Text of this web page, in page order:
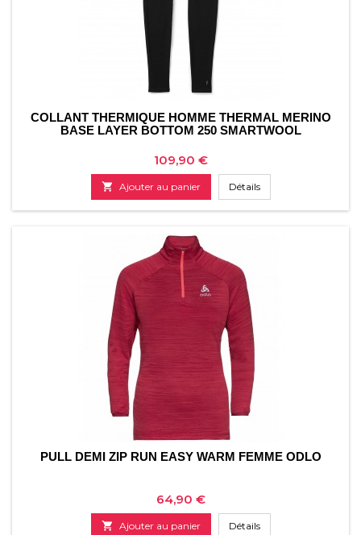
COLLANT THERMIQUE HOMME THERMAL MERINO
BASE LAYER BOTTOM 250 SMARTWOOL
Prix
109,90 €
 Ajouter au panier Détails
PULL DEMI ZIP RUN EASY WARM FEMME ODLO
Prix
64,90 €
 Ajouter au panier Détails